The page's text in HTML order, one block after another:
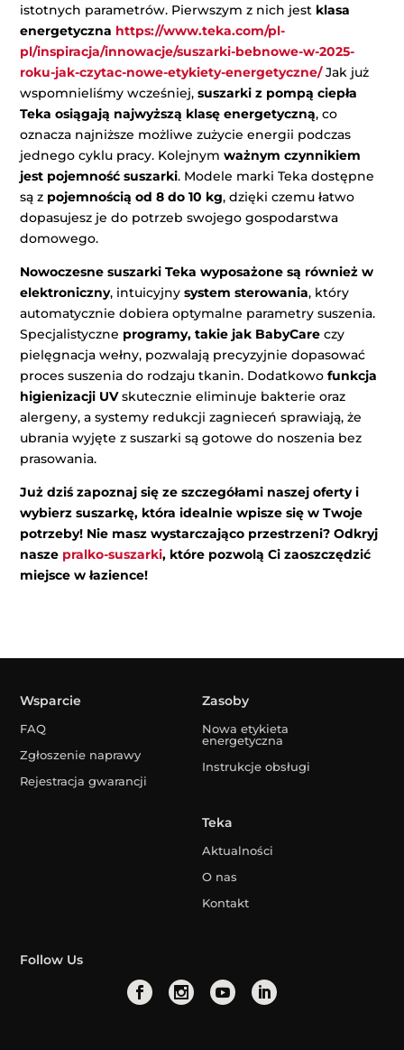
istotnych parametrów. Pierwszym z nich jest klasa
energetyczna https://www.teka.com/pl-
pl/inspiracja/innowacje/suszarki-bebnowe-w-2025-
roku-jak-czytac-nowe-etykiety-energetyczne/ Jak już
wspomnieliśmy wcześniej,suszarki z pompą ciepła
Teka osiągają najwyższą klasę energetyczną, co
oznacza najniższe możliwe zużycie energii podczas
jednego cyklu pracy. Kolejnymważnym czynnikiem
jest pojemność suszarki. Modele marki Teka dostępne
są z pojemnością od 8 do 10 kg, dzięki czemu łatwo
dopasujesz je do potrzeb swojego gospodarstwa
domowego.
Nowoczesne suszarki Teka wyposażone są również w
elektroniczny, intuicyjnysystem sterowania, który
automatycznie dobiera optymalne parametry suszenia.
Specjalistyczne programy, takie jak BabyCare czy
pielęgnacja wełny, pozwalają precyzyjnie dopasować
proces suszenia do rodzaju tkanin. Dodatkowofunkcja
higienizacji UVskutecznie eliminuje bakterie oraz
alergeny, a systemy redukcji zagnieceń sprawiają, że
ubrania wyjęte z suszarki są gotowe do noszenia bez
prasowania.
Już dziś zapoznaj się ze szczegółami naszej oferty i
wybierz suszarkę, która idealnie wpisze się w Twoje
potrzeby! Nie masz wystarczająco przestrzeni? Odkryj
nasze pralko-suszarki, które pozwolą Ci zaoszczędzić
miejsce w łazience!
Wsparcie
FAQ
Zgłoszenie naprawy
Rejestracja gwarancji
Zasoby
Nowa etykieta
energetyczna
Instrukcje obsługi
Teka
Aktualności
O nas
Kontakt
Follow Us